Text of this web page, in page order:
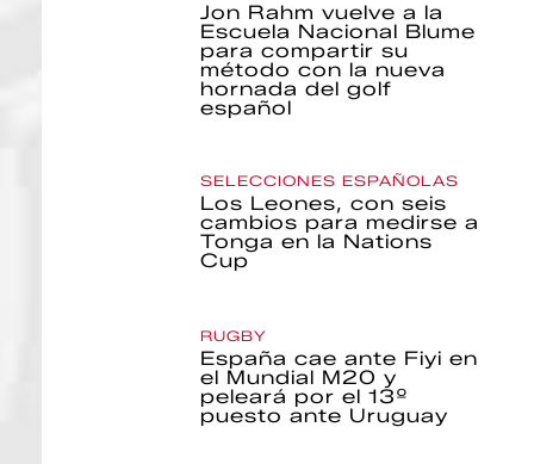
Jon Rahm vuelve a la
Escuela Nacional Blume
para compartir su
método con la nueva
hornada del golf
español
SELECCIONES ESPAÑOLAS
Los Leones, con seis
cambios para medirse a
Tonga en la Nations
Cup
RUGBY
España cae ante Fiyi en
el Mundial M20 y
peleará por el 13º
puesto ante Uruguay